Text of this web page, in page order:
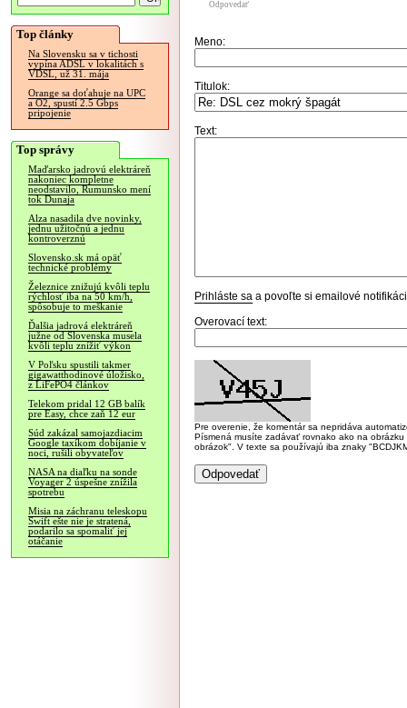
Top články
Na Slovensku sa v tichosti
vypína ADSL v lokalitách s
VDSL, už 31. mája
Orange sa doťahuje na UPC
a O2, spustí 2.5 Gbps
pripojenie
Top správy
Maďarsko jadrovú elektráreň
nakoniec kompletne
neodstavilo, Rumunsko mení
tok Dunaja
Alza nasadila dve novinky,
jednu užitočnú a jednu
kontroverznú
Slovensko.sk má opäť
technické problémy
Železnice znižujú kvôli teplu
rýchlosť iba na 50 km/h,
spôsobuje to meškanie
Ďalšia jadrová elektráreň
južne od Slovenska musela
kvôli teplu znížiť výkon
V Poľsku spustili takmer
gigawatthodinové úložisko,
z LiFePO4 článkov
Telekom pridal 12 GB balík
pre Easy, chce zaň 12 eur
Súd zakázal samojazdiacim
Google taxíkom dobíjanie v
noci, rušili obyvateľov
NASA na diaľku na sonde
Voyager 2 úspešne znížila
spotrebu
Misia na záchranu teleskopu
Swift ešte nie je stratená,
podarilo sa spomaliť jej
otáčanie
Odpovedať
Meno:
Titulok:
Text:
Prihláste sa a povoľte si emailové
Overovací text:
Pre overenie, že komentár sa nepridáva
Písmená musíte zadávať rovnako ako na
obrázok". V texte sa používajú iba znaky